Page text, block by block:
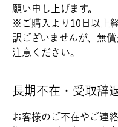
願い申し上げます。
※ご購入より10日以上
訳ございませんが、無
注意ください。
長期不在・受取辞
お客様のご不在やご連